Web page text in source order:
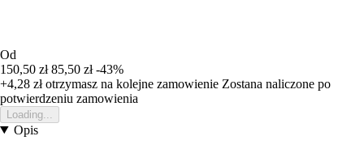
Od
150,50 zł 85,50 zł -43%
+4,28 złotrzymasz na kolejne zamowienie Zostana naliczone po
potwierdzeniu zamowienia
Loading...
Opis